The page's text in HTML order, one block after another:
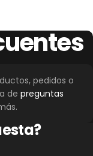
pedidos o
de preguntas